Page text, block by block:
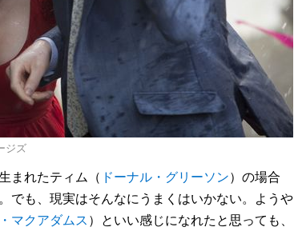
ジズ
まれたティム（ ドーナル・グリーソン）の場合
でも、現実はそんなにうまくはいかない。ようや
マクアダムス）といい感じになれたと思っても、